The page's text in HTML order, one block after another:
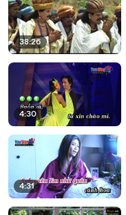
38:26
4:30
4:31